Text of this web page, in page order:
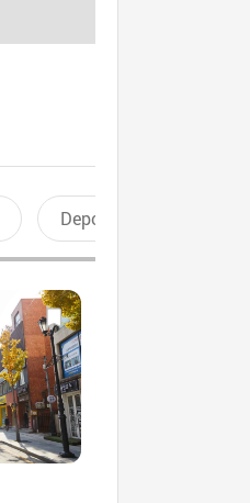
Deportes recreativos